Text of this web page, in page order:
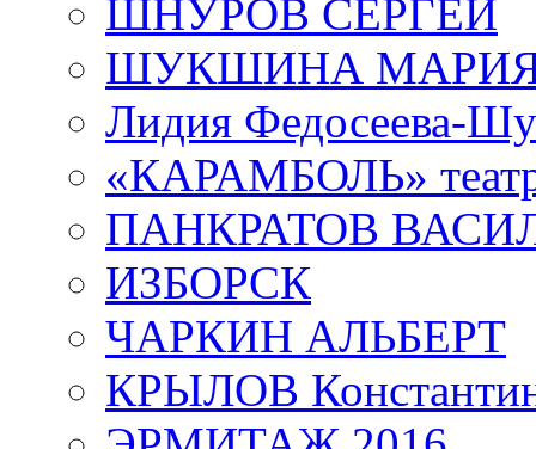
ШНУРОВ СЕРГЕЙ
ШУКШИНА
Лидия Федосеева-
«КАРАМБОЛЬ»
ПАНКРАТОВ
ИЗБОРСК
ЧАРКИН АЛЬБЕРТ
КРЫЛОВ